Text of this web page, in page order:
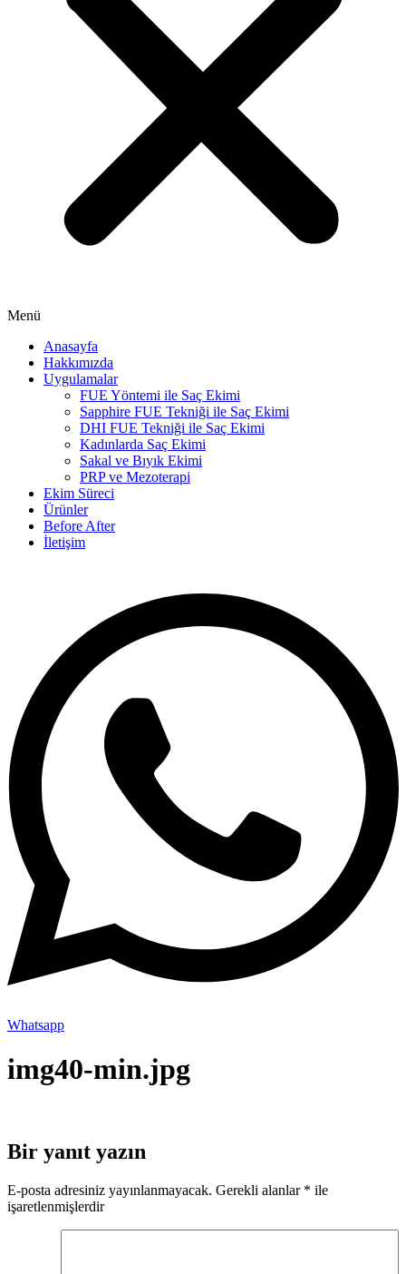
Menü
Anasayfa
Hakkımızda
Uygulamalar
FUE Yöntemi ile Saç Ekimi
Sapphire FUE Tekniği ile Saç Ekimi
DHI FUE Tekniği ile Saç Ekimi
Kadınlarda Saç Ekimi
Sakal ve Bıyık Ekimi
PRP ve Mezoterapi
Ekim Süreci
Ürünler
Before After
İletişim
Whatsapp
img40-min.jpg
Bir yanıt yazın
E-posta adresiniz yayınlanmayacak. Gerekli alanlar * ile
işaretlenmişlerdir